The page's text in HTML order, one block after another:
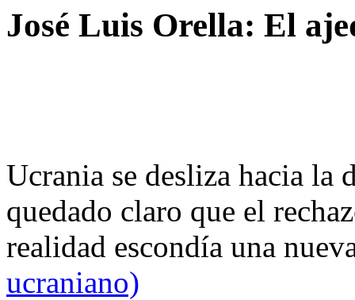
José Luis Orella: El
Ucrania se desliza hacia
quedado claro que el
realidad escondía una
ucraniano)